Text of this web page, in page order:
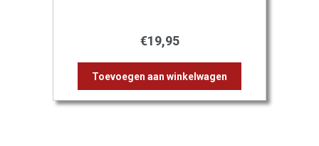
€19,95
Toevoegen aan winkelwagen